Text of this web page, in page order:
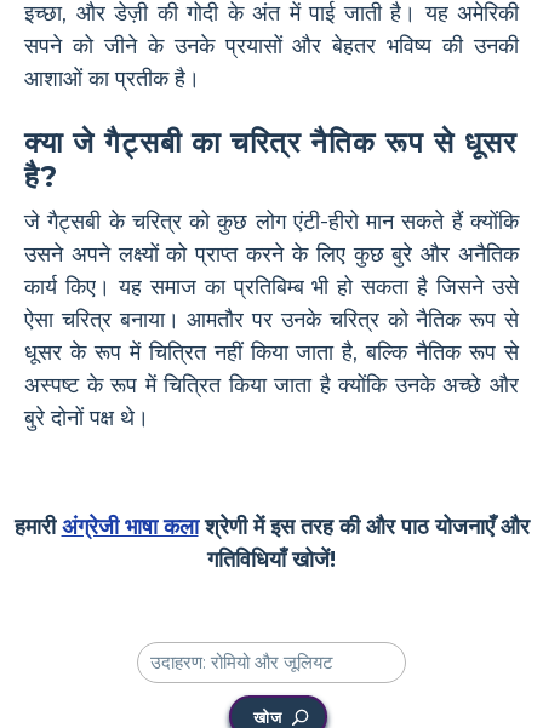
इच्छा, और डेज़ी की गोदी के अंत में पाई जाती है। यह अमेरिकी
सपने को जीने के उनके प्रयासों और बेहतर भविष्य की उनकी
आशाओं का प्रतीक है।
क्या जे गैट्सबी का चरित्र नैतिक रूप से धूसर
है?
जे गैट्सबी के चरित्र को कुछ लोग एंटी-हीरो मान सकते हैं क्योंकि
उसने अपने लक्ष्यों को प्राप्त करने के लिए कुछ बुरे और अनैतिक
कार्य किए। यह समाज का प्रतिबिम्ब भी हो सकता है जिसने उसे
ऐसा चरित्र बनाया। आमतौर पर उनके चरित्र को नैतिक रूप से
धूसर के रूप में चित्रित नहीं किया जाता है, बल्कि नैतिक रूप से
अस्पष्ट के रूप में चित्रित किया जाता है क्योंकि उनके अच्छे और
बुरे दोनों पक्ष थे।
हमारीअंग्रेजी भाषा कलाश्रेणी में इस तरह की और पाठ योजनाएँ और
गतिविधियाँ खोजें!
खोज